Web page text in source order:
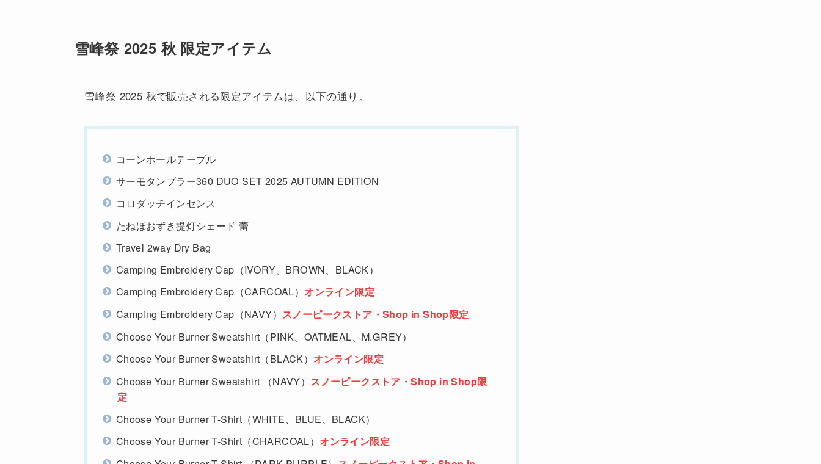
雪峰祭 2025 秋 限定アイテム
雪峰祭 2025 秋で販売される限定アイテムは、以下の通り。
コーンホールテーブル
サーモタンブラー360 DUO SET 2025 AUTUMN EDITION
コロダッチインセンス
たねほおずき提灯シェード 蕾
Travel 2way Dry Bag
Camping Embroidery Cap（IVORY、BROWN、BLACK）
Camping Embroidery Cap（CARCOAL） オンライン限定
Camping Embroidery Cap（NAVY） スノーピークストア・Shop in Shop限定
Choose Your Burner Sweatshirt（PINK、OATMEAL、M.GREY）
Choose Your Burner Sweatshirt（BLACK） オンライン限定
Choose Your Burner Sweatshirt （NAVY） スノーピークストア・Shop in Shop限
定
Choose Your Burner T-Shirt（WHITE、BLUE、BLACK）
Choose Your Burner T-Shirt（CHARCOAL） オンライン限定